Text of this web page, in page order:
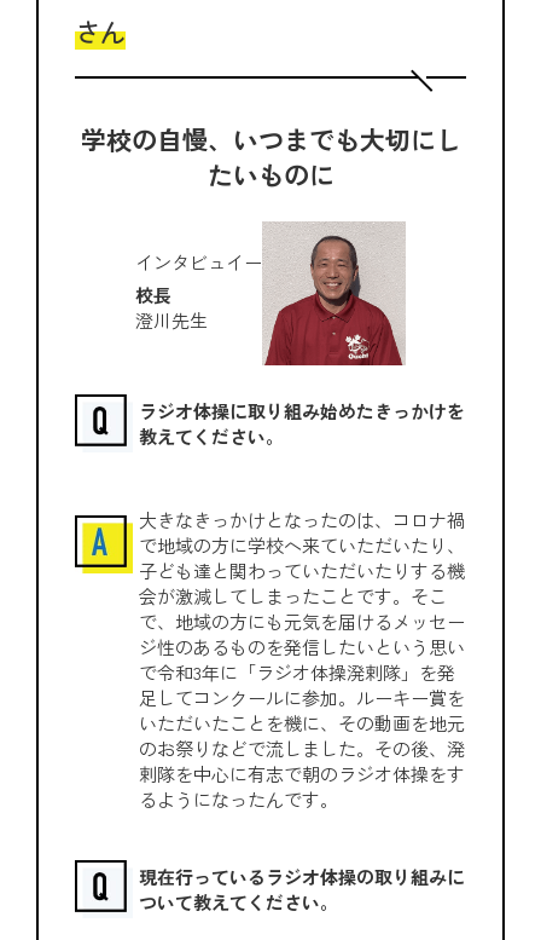
さん
学校の自慢、いつまでも大切にし
たいものに
インタビュイー
校長
澄川先生
ラジオ体操に取り組み始めたきっかけを
教えてください。
大きなきっかけとなったのは、コロナ禍
で地域の方に学校へ来ていただいたり、
子ども達と関わっていただいたりする機
会が激減してしまったことです。そこ
で、地域の方にも元気を届けるメッセー
ジ性のあるものを発信したいという思い
で令和3年に「ラジオ体操溌剌隊」を発
足してコンクールに参加。ルーキー賞を
いただいたことを機に、その動画を地元
のお祭りなどで流しました。その後、溌
剌隊を中心に有志で朝のラジオ体操をす
るようになったんです。
現在行っているラジオ体操の取り組みに
ついて教えてください。